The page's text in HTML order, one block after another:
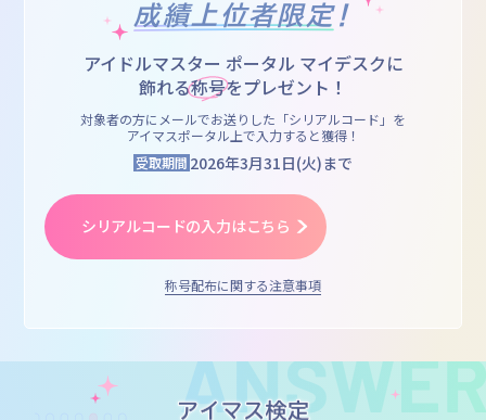
成績上位者限定！
アイドルマスター ポータル マイデスクに
飾れる称号をプレゼント！
対象者の方にメールでお送りした「シリアルコード」を
アイマスポータル上で入力すると獲得！
受取期間 2026年3月31日(火)まで
シリアルコードの入力はこちら
称号配布に関する注意事項